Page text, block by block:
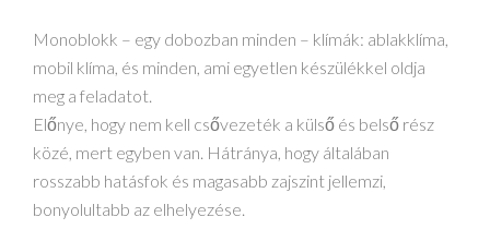
Monoblokk – egy dobozban minden – klímák: ablakklíma,
mobil klíma, és minden, ami egyetlen készülékkel oldja
meg a feladatot.
Előnye, hogy nem kell csővezeték a külső és belső rész
közé, mert egyben van. Hátránya, hogy általában
rosszabb hatásfok és magasabb zajszint jellemzi,
bonyolultabb az elhelyezése.